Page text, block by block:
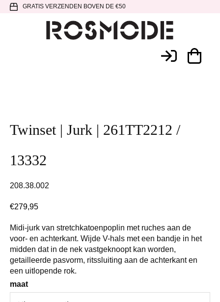
Spring
hoofdnavigatie
Door
SpringGRATIS VERZENDEN BOVEN DE €50
Twinset | Jurk | 261TT2212 /
13332
208.38.002
€279,95
Midi-jurk van stretchkatoenpoplin met ruches aan de
voor- en achterkant. Wijde V-hals met een bandje in het
midden dat in de nek vastgeknoopt kan worden,
getailleerde pasvorm, ritssluiting aan de achterkant en
een uitlopende rok.
maat